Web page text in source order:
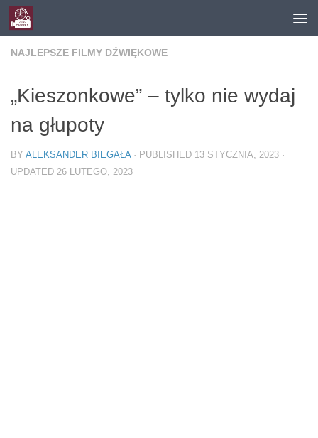
Skip to content
NAJLEPSZE FILMY DŹWIĘKOWE
„Kieszonkowe” – tylko nie wydaj
na głupoty
BY ALEKSANDER BIEGAŁA · PUBLISHED 13 STYCZNIA, 2023 ·
UPDATED 26 LUTEGO, 2023